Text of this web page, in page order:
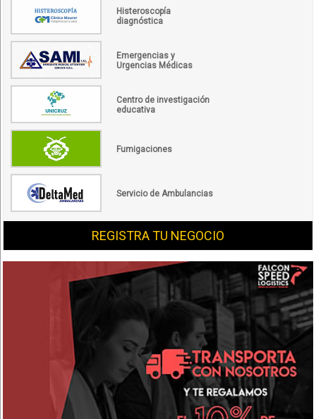
Histeroscopía
diagnóstica
Emergencias y
Urgencias Médicas
Centro de investigación
educativa
Fumigaciones
Servicio de Ambulancias
REGISTRA TU NEGOCIO